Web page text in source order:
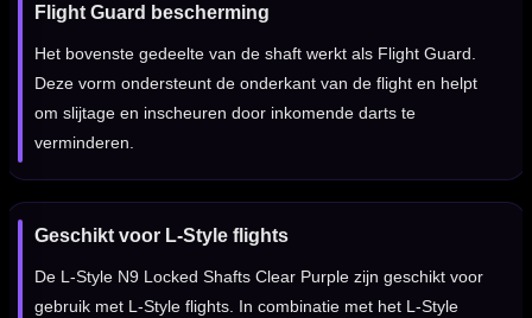
Flight Guard bescherming
Het bovenste gedeelte van de shaft werkt als Flight Guard.
Deze vorm ondersteunt de onderkant van de flight en helpt
om slijtage en inscheuren door inkomende darts te
verminderen.
Geschikt voor L-Style flights
De L-Style N9 Locked Shafts Clear Purple zijn geschikt voor
gebruik met L-Style flights. In combinatie met het L-Style